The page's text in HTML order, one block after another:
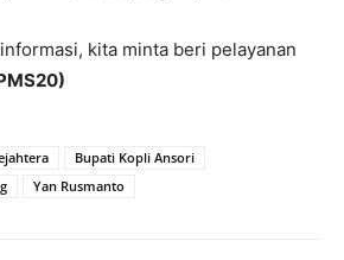
kita minta beri pelayanan
Bupati Kopli Ansori
Yan Rusmanto